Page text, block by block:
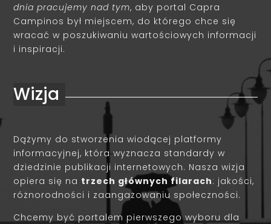
dnia pracujemy nad tym, aby portal Capra
Campinos był miejscem, do którego chce się
wracać w poszukiwaniu wartościowych informacji
i inspiracji.
Wizja
Dążymy do stworzenia wiodącej platformy
informacyjnej, która wyznacza standardy w
dziedzinie publikacji internetowych. Nasza wizja
opiera się na trzech głównych filarach: jakości,
różnorodności i zaangażowaniu społeczności.
Chcemy być portalem pierwszego wyboru dla